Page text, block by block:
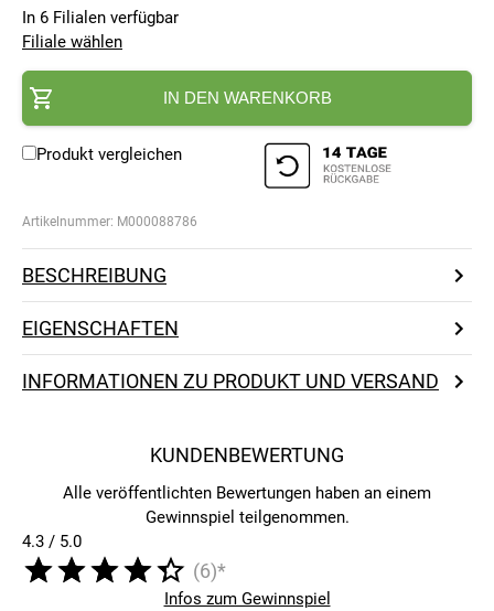
In 6 Filialen verfügbar
Filiale wählen
IN DEN WARENKORB
Produkt vergleichen
Artikelnummer: M000088786
BESCHREIBUNG
EIGENSCHAFTEN
INFORMATIONEN ZU PRODUKT UND VERSAND
KUNDENBEWERTUNG
Alle veröffentlichten Bewertungen haben an einem
Gewinnspiel teilgenommen.
4.3 / 5.0
(6)*
Infos zum Gewinnspiel